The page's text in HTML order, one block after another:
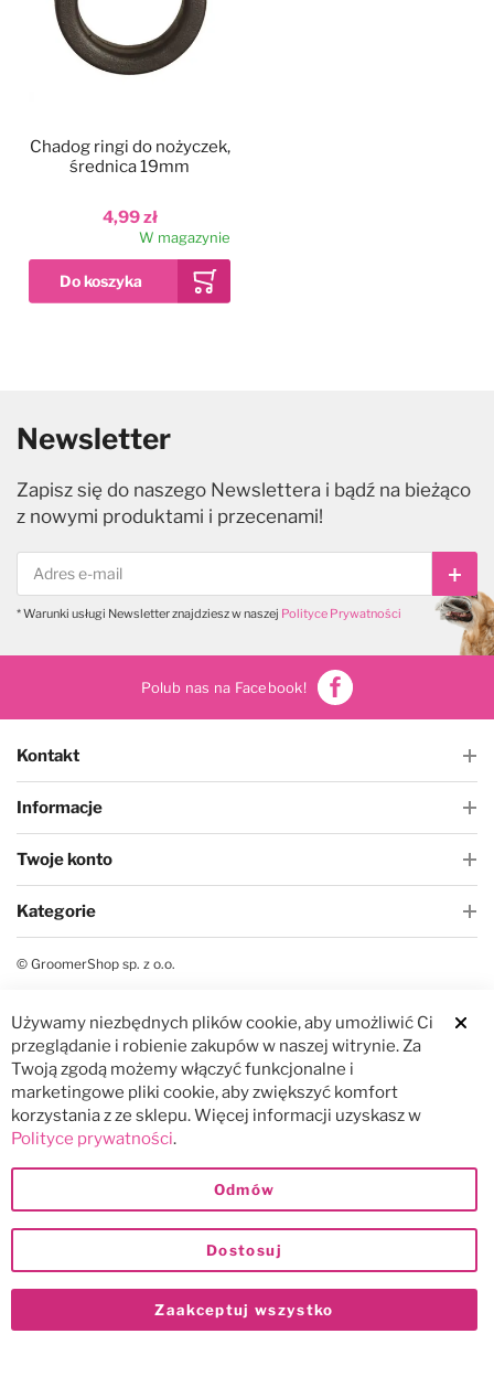
4,99 zł
Chadog ringi do nożyczek,
średnica 19mm
W magazynie
Newsletter
Zapisz się do naszego Newslettera i bądź na bieżąco
z nowymi produktami i przecenami!
* Warunki usługi Newsletter znajdziesz w naszej Polityce Prywatności
Polub nas na Facebook!
Kontakt
Informacje
Twoje konto
Kategorie
© GroomerShop sp. z o.o.
Używamy niezbędnych plików cookie, aby umożliwić Ci
przeglądanie i robienie zakupów w naszej witrynie. Za
Twoją zgodą możemy włączyć funkcjonalne i
marketingowe pliki cookie, aby zwiększyć komfort
korzystania z ze sklepu. Więcej informacji uzyskasz w
Polityce prywatności.
Zaakceptuj wszystko
Dostosuj
Odmów